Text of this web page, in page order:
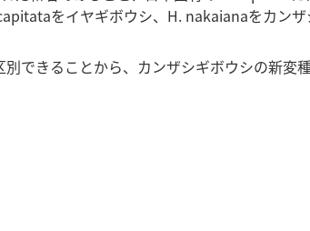
をイヤギボウシ、H. nakaianaをカン
できることから、カンザシギボウシの新変